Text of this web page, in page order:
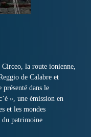
la route ionienne,
de Calabre et
présenté dans le
», une émission en
et les mondes
patrimoine